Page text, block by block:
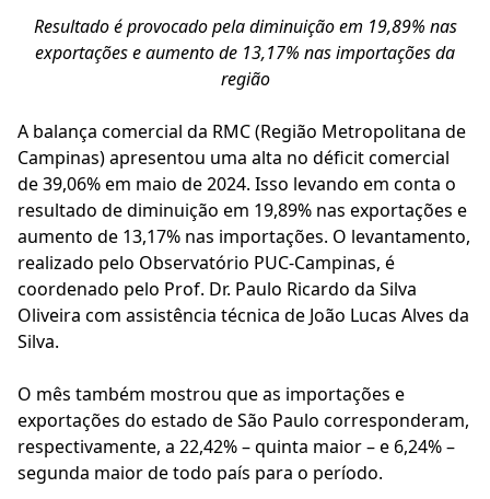
Resultado é provocado pela diminuição em 19,89% nas
exportações e aumento de 13,17% nas importações da
região
A balança comercial da RMC (Região Metropolitana de
Campinas) apresentou uma alta no déficit comercial
de 39,06% em maio de 2024. Isso levando em conta o
resultado de diminuição em 19,89% nas exportações e
aumento de 13,17% nas importações. O levantamento,
realizado pelo Observatório PUC-Campinas, é
coordenado pelo Prof. Dr. Paulo Ricardo da Silva
Oliveira com assistência técnica de João Lucas Alves da
Silva.
O mês também mostrou que as importações e
exportações do estado de São Paulo corresponderam,
respectivamente, a 22,42% – quinta maior – e 6,24% –
segunda maior de todo país para o período.